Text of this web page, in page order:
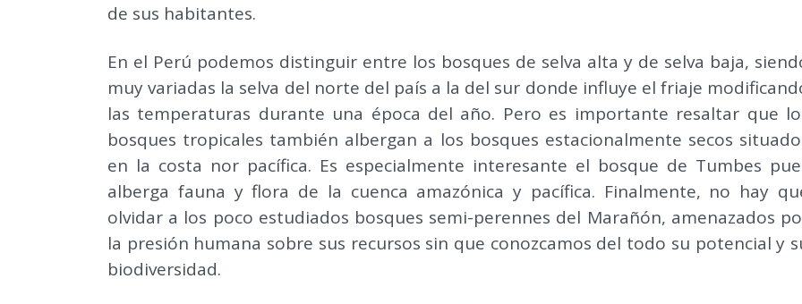
de sus habitantes.
En el Perú podemos distinguir entre los bosques de selva alta y de selva baja,
muy variadas la selva del norte del país a la del sur donde influye el friaje
las temperaturas durante una época del año. Pero es importante resaltar que
bosques tropicales también albergan a los bosques estacionalmente secos
en la costa nor pacífica. Es especialmente interesante el bosque de Tumbes
alberga fauna y flora de la cuenca amazónica y pacífica. Finalmente, no hay
olvidar a los poco estudiados bosques semi-perennes del Marañón, amenazados
la presión humana sobre sus recursos sin que conozcamos del todo su potencial y
biodiversidad.